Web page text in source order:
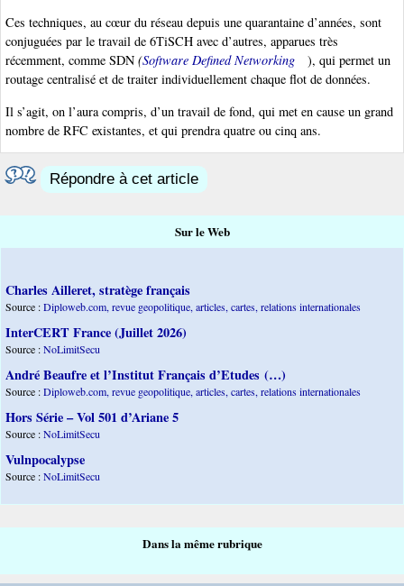
Ces techniques, au cœur du réseau depuis une quarantaine d’années, sont
conjuguées par le travail de 6TiSCH avec d’autres, apparues très
récemment, comme SDN (Software Defined Networking
), qui permet un
routage centralisé et de traiter individuellement chaque flot de données.
Il s’agit, on l’aura compris, d’un travail de fond, qui met en cause un grand
nombre de RFC existantes, et qui prendra quatre ou cinq ans.
Répondre à cet article
Sur le Web
Charles Ailleret, stratège français
Source :Diploweb.com, revue geopolitique, articles, cartes, relations internationales
InterCERT France (Juillet 2026)
Source :NoLimitSecu
André Beaufre et l’Institut Français d’Etudes (…)
Source :Diploweb.com, revue geopolitique, articles, cartes, relations internationales
Hors Série – Vol 501 d’Ariane 5
Source :NoLimitSecu
Vulnpocalypse
Source :NoLimitSecu
Dans la même rubrique